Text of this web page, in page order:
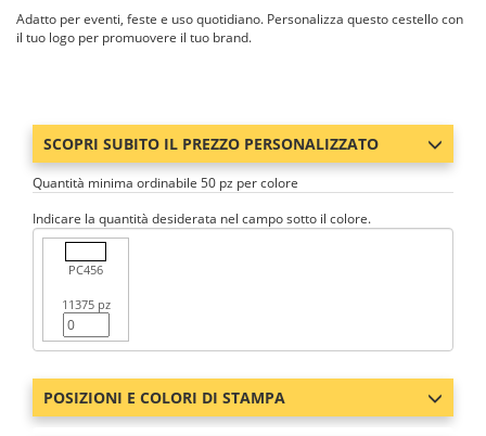
Adatto per eventi, feste e uso quotidiano. Personalizza questo cestello con
il tuo logo per promuovere il tuo brand.
SCOPRI SUBITO IL PREZZO PERSONALIZZATO
Quantità minima ordinabile 50 pz per colore
Indicare la quantità desiderata nel campo sotto il colore.
PC456
11375 pz
POSIZIONI E COLORI DI STAMPA